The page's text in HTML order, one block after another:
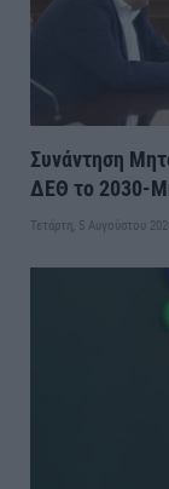
Συνάντηση
ΔΕΘ το 2030-
Τετάρτη, 5 Αυγούστου